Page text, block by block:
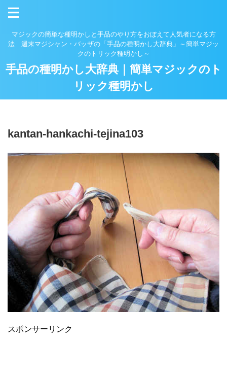
マジックの簡単な種明かしと手品のやり方をおぼえて人気者になる方
法 週末マジシャン・バッザの「手品の種明かし大辞典」～簡単マジッ
クのトリック種明かし～
手品の種明かし大辞典｜簡単マジックのト
リック種明かし
kantan-hankachi-tejina103
スポンサーリンク